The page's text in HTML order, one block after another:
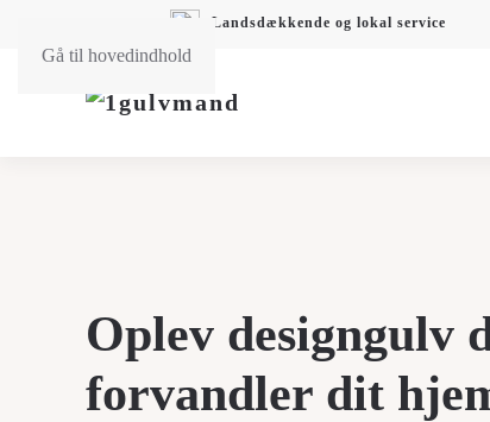
Gå til hovedindhold
Landsdækkende og lokal service
Oplev designgulv
forvandler dit